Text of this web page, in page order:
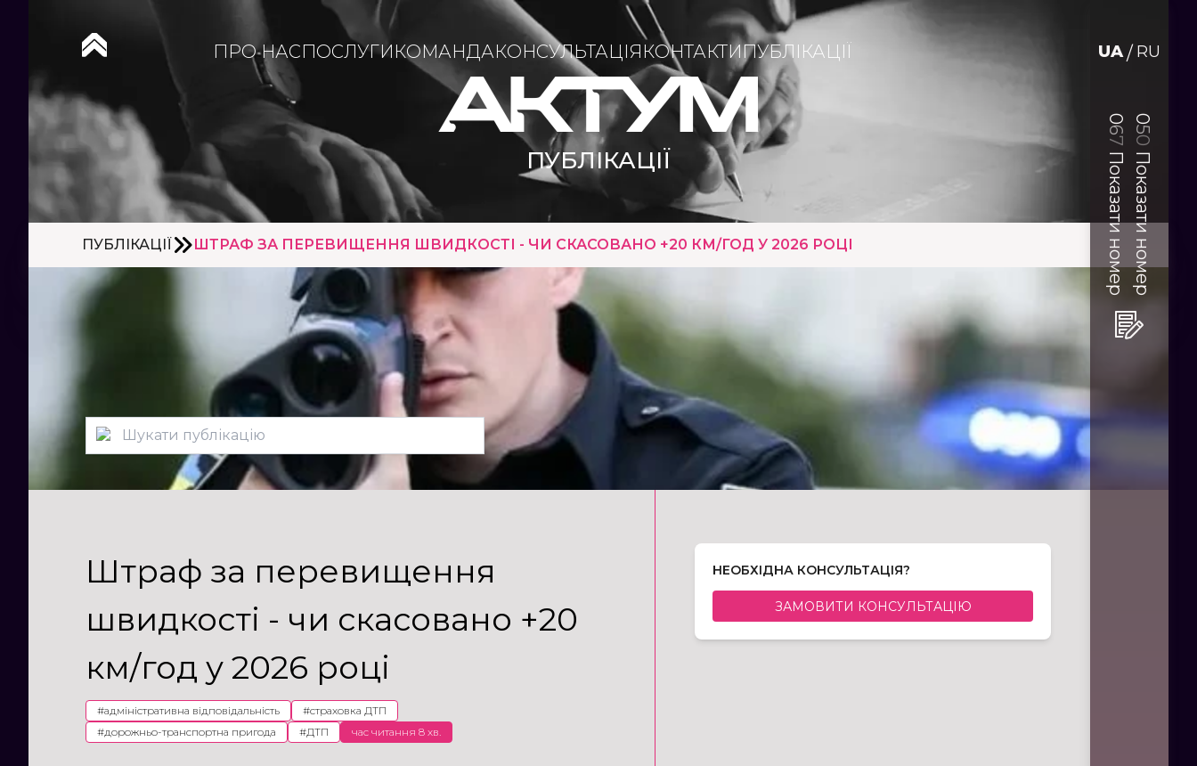
ПРО НАСПОСЛУГИ КОМАНДАКОНСУЛЬТАЦІЯ КОНТАКТИПУБЛІКАЦІЇ UA/ RU
0
5
0
Показати номер
0
6
7
Показати номер
ПУБЛІКАЦІЇ
ПУБЛІКАЦІЇ ШТРАФ ЗА ПЕРЕВИЩЕННЯ ШВИДКОСТІ - ЧИ СКАСОВАНО +20 КМ/ГОД У 2026 РОЦІ
Штраф за перевищення
швидкості - чи скасовано +20
км/год у 2026 році
#адміністративна відповідальність #страховка ДТП
#дорожньо-транспортна пригода #ДТП час читання 8 хв.
НЕОБХІДНА КОНСУЛЬТАЦІЯ?
ЗАМОВИТИ КОНСУЛЬТАЦІЮ